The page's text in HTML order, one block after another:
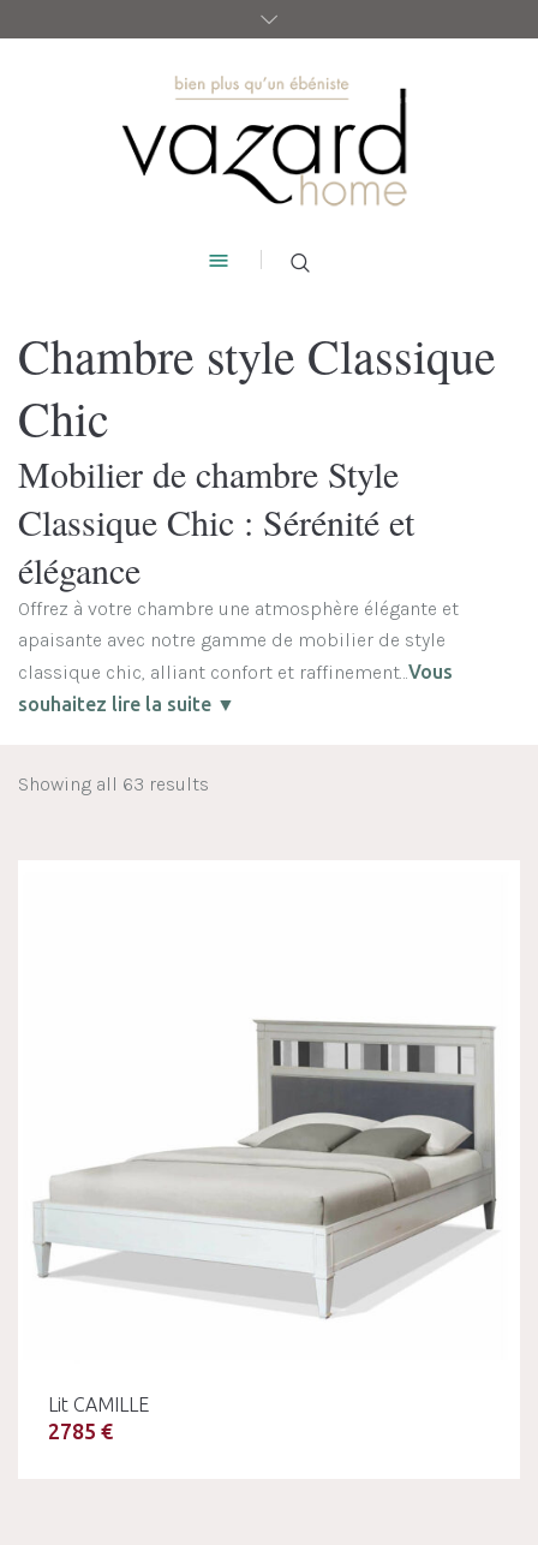
Chambre style Classique
Chic
Mobilier de chambre Style
Classique Chic : Sérénité et
élégance
Offrez à votre chambre une atmosphère élégante et
apaisante avec notre gamme de mobilier de style
classique chic, alliant confort et raffinement…Vous
souhaitez lire la suite ▼
Showing all 63 results
Lit CAMILLE
2785 €